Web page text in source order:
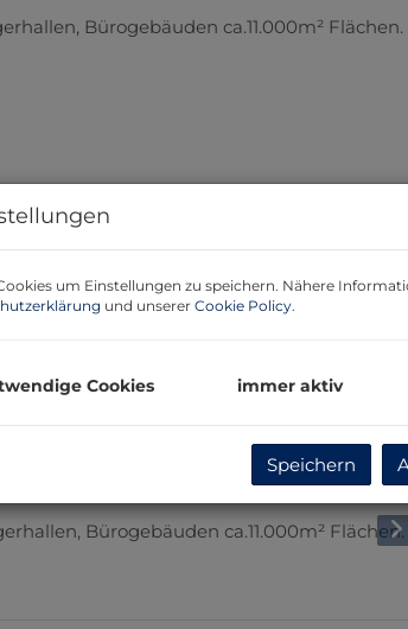
um Einstellungen zu speichern. Nähere
und unserer Cookie Policy.
Cookies immer aktiv
Speichern